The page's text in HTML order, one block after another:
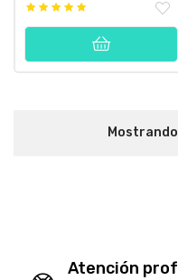
Atención